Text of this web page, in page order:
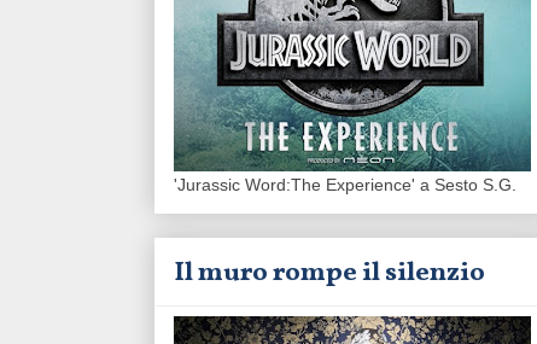
'Jurassic Word:The Experience' a Sesto S.G.
Il muro rompe il silenzio